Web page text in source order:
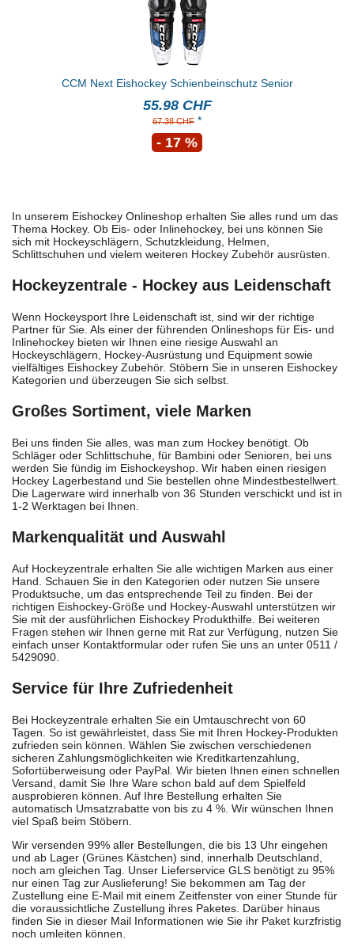
CCM Next Eishockey Schienbeinschutz Senior
55.98 CHF
67.38 CHF *
- 17 %
In unserem Eishockey Onlineshop erhalten Sie alles rund um das
Thema Hockey. Ob Eis- oder Inlinehockey, bei uns können Sie
sich mit Hockeyschlägern, Schutzkleidung, Helmen,
Schlittschuhen und vielem weiteren Hockey Zubehör ausrüsten.
Hockeyzentrale - Hockey aus Leidenschaft
Wenn Hockeysport Ihre Leidenschaft ist, sind wir der richtige
Partner für Sie. Als einer der führenden Onlineshops für Eis- und
Inlinehockey bieten wir Ihnen eine riesige Auswahl an
Hockeyschlägern, Hockey-Ausrüstung und Equipment sowie
vielfältiges Eishockey Zubehör. Stöbern Sie in unseren Eishockey
Kategorien und überzeugen Sie sich selbst.
Großes Sortiment, viele Marken
Bei uns finden Sie alles, was man zum Hockey benötigt. Ob
Schläger oder Schlittschuhe, für Bambini oder Senioren, bei uns
werden Sie fündig im Eishockeyshop. Wir haben einen riesigen
Hockey Lagerbestand und Sie bestellen ohne Mindestbestellwert.
Die Lagerware wird innerhalb von 36 Stunden verschickt und ist in
1-2 Werktagen bei Ihnen.
Markenqualität und Auswahl
Auf Hockeyzentrale erhalten Sie alle wichtigen Marken aus einer
Hand. Schauen Sie in den Kategorien oder nutzen Sie unsere
Produktsuche, um das entsprechende Teil zu finden. Bei der
richtigen Eishockey-Größe und Hockey-Auswahl unterstützen wir
Sie mit der ausführlichen Eishockey Produkthilfe. Bei weiteren
Fragen stehen wir Ihnen gerne mit Rat zur Verfügung, nutzen Sie
einfach unser Kontaktformular oder rufen Sie uns an unter 0511 /
5429090.
Service für Ihre Zufriedenheit
Bei Hockeyzentrale erhalten Sie ein Umtauschrecht von 60
Tagen. So ist gewährleistet, dass Sie mit Ihren Hockey-Produkten
zufrieden sein können. Wählen Sie zwischen verschiedenen
sicheren Zahlungsmöglichkeiten wie Kreditkartenzahlung,
Sofortüberweisung oder PayPal. Wir bieten Ihnen einen schnellen
Versand, damit Sie Ihre Ware schon bald auf dem Spielfeld
ausprobieren können. Auf Ihre Bestellung erhalten Sie
automatisch Umsatzrabatte von bis zu 4 %. Wir wünschen Ihnen
viel Spaß beim Stöbern.
Wir versenden 99% aller Bestellungen, die bis 13 Uhr eingehen
und ab Lager (Grünes Kästchen) sind, innerhalb Deutschland,
noch am gleichen Tag. Unser Lieferservice GLS benötigt zu 95%
nur einen Tag zur Auslieferung! Sie bekommen am Tag der
Zustellung eine E-Mail mit einem Zeitfenster von einer Stunde für
die voraussichtliche Zustellung ihres Paketes. Darüber hinaus
finden Sie in dieser Mail Informationen wie Sie ihr Paket kurzfristig
noch umleiten können.